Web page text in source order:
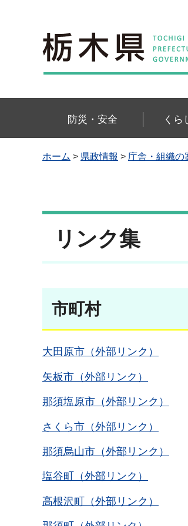
栃木県
防災・安全 くら
ホーム > 県政情報 > 庁舎・組織の
リンク集
市町村
大田原市（外部リンク）
矢板市（外部リンク）
那須塩原市（外部リンク）
さくら市（外部リンク）
那須烏山市（外部リンク）
塩谷町（外部リンク）
高根沢町（外部リンク）